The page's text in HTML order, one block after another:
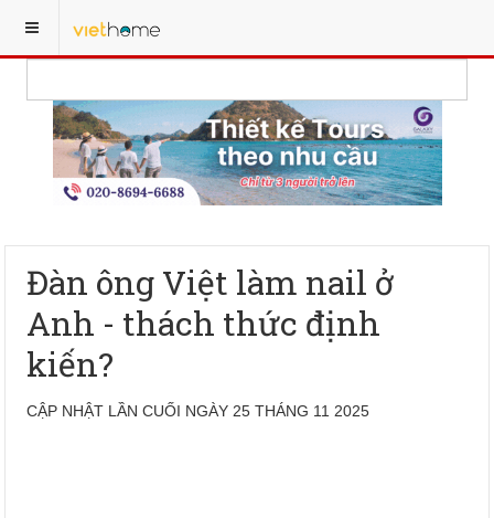
Đàn ông Việt làm nail ở
Anh - thách thức định
kiến?
CẬP NHẬT LẦN CUỐI NGÀY 25 THÁNG 11 2025